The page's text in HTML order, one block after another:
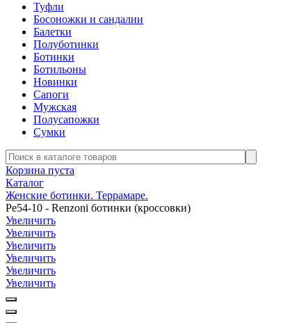
Туфли
Босоножки и сандалии
Балетки
Полуботинки
Ботинки
Ботильоны
Новинки
Сапоги
Мужская
Полусапожки
Сумки
Корзина пуста
Каталог
Женские ботинки. Террамаре.
Ре54-10 - Renzoni ботинки (кроссовки)
Увеличить
Увеличить
Увеличить
Увеличить
Увеличить
Увеличить